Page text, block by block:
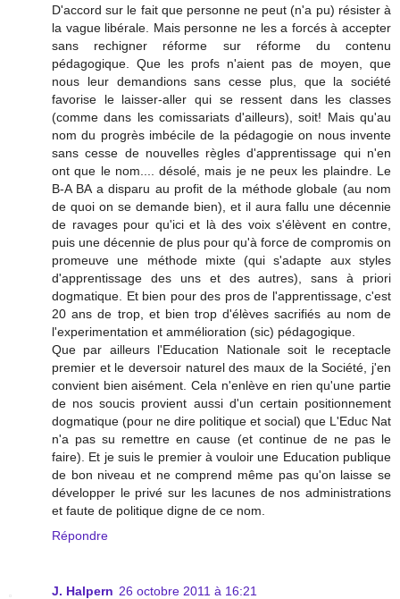
D'accord sur le fait que personne ne peut (n'a pu) résister à
la vague libérale. Mais personne ne les a forcés à accepter
sans rechigner réforme sur réforme du contenu
pédagogique. Que les profs n'aient pas de moyen, que
nous leur demandions sans cesse plus, que la société
favorise le laisser-aller qui se ressent dans les classes
(comme dans les comissariats d'ailleurs), soit! Mais qu'au
nom du progrès imbécile de la pédagogie on nous invente
sans cesse de nouvelles règles d'apprentissage qui n'en
ont que le nom.... désolé, mais je ne peux les plaindre. Le
B-A BA a disparu au profit de la méthode globale (au nom
de quoi on se demande bien), et il aura fallu une décennie
de ravages pour qu'ici et là des voix s'élèvent en contre,
puis une décennie de plus pour qu'à force de compromis on
promeuve une méthode mixte (qui s'adapte aux styles
d'apprentissage des uns et des autres), sans à priori
dogmatique. Et bien pour des pros de l'apprentissage, c'est
20 ans de trop, et bien trop d'élèves sacrifiés au nom de
l'experimentation et ammélioration (sic) pédagogique.
Que par ailleurs l'Education Nationale soit le receptacle
premier et le deversoir naturel des maux de la Société, j'en
convient bien aisément. Cela n'enlève en rien qu'une partie
de nos soucis provient aussi d'un certain positionnement
dogmatique (pour ne dire politique et social) que L'Educ Nat
n'a pas su remettre en cause (et continue de ne pas le
faire). Et je suis le premier à vouloir une Education publique
de bon niveau et ne comprend même pas qu'on laisse se
développer le privé sur les lacunes de nos administrations
et faute de politique digne de ce nom.
Répondre
J. Halpern 26 octobre 2011 à 16:21